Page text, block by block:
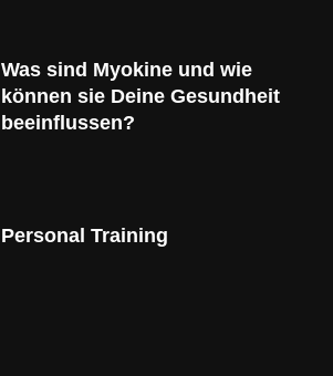
Was sind Myokine und wie
können sie Deine Gesundheit
beeinflussen?
Personal Training